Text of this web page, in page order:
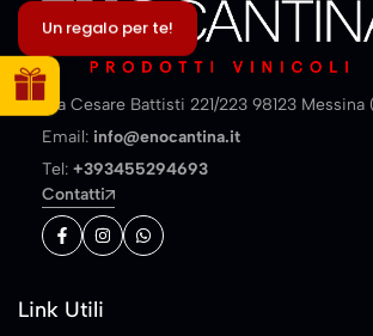
Via Cesare Battisti 221/223 98123 Messina
Email: info@enocantina.it
Tel: +393455294693
Contatti
Link Utili
Un regalo per te!